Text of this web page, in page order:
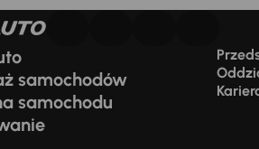
samochodów
samochodu